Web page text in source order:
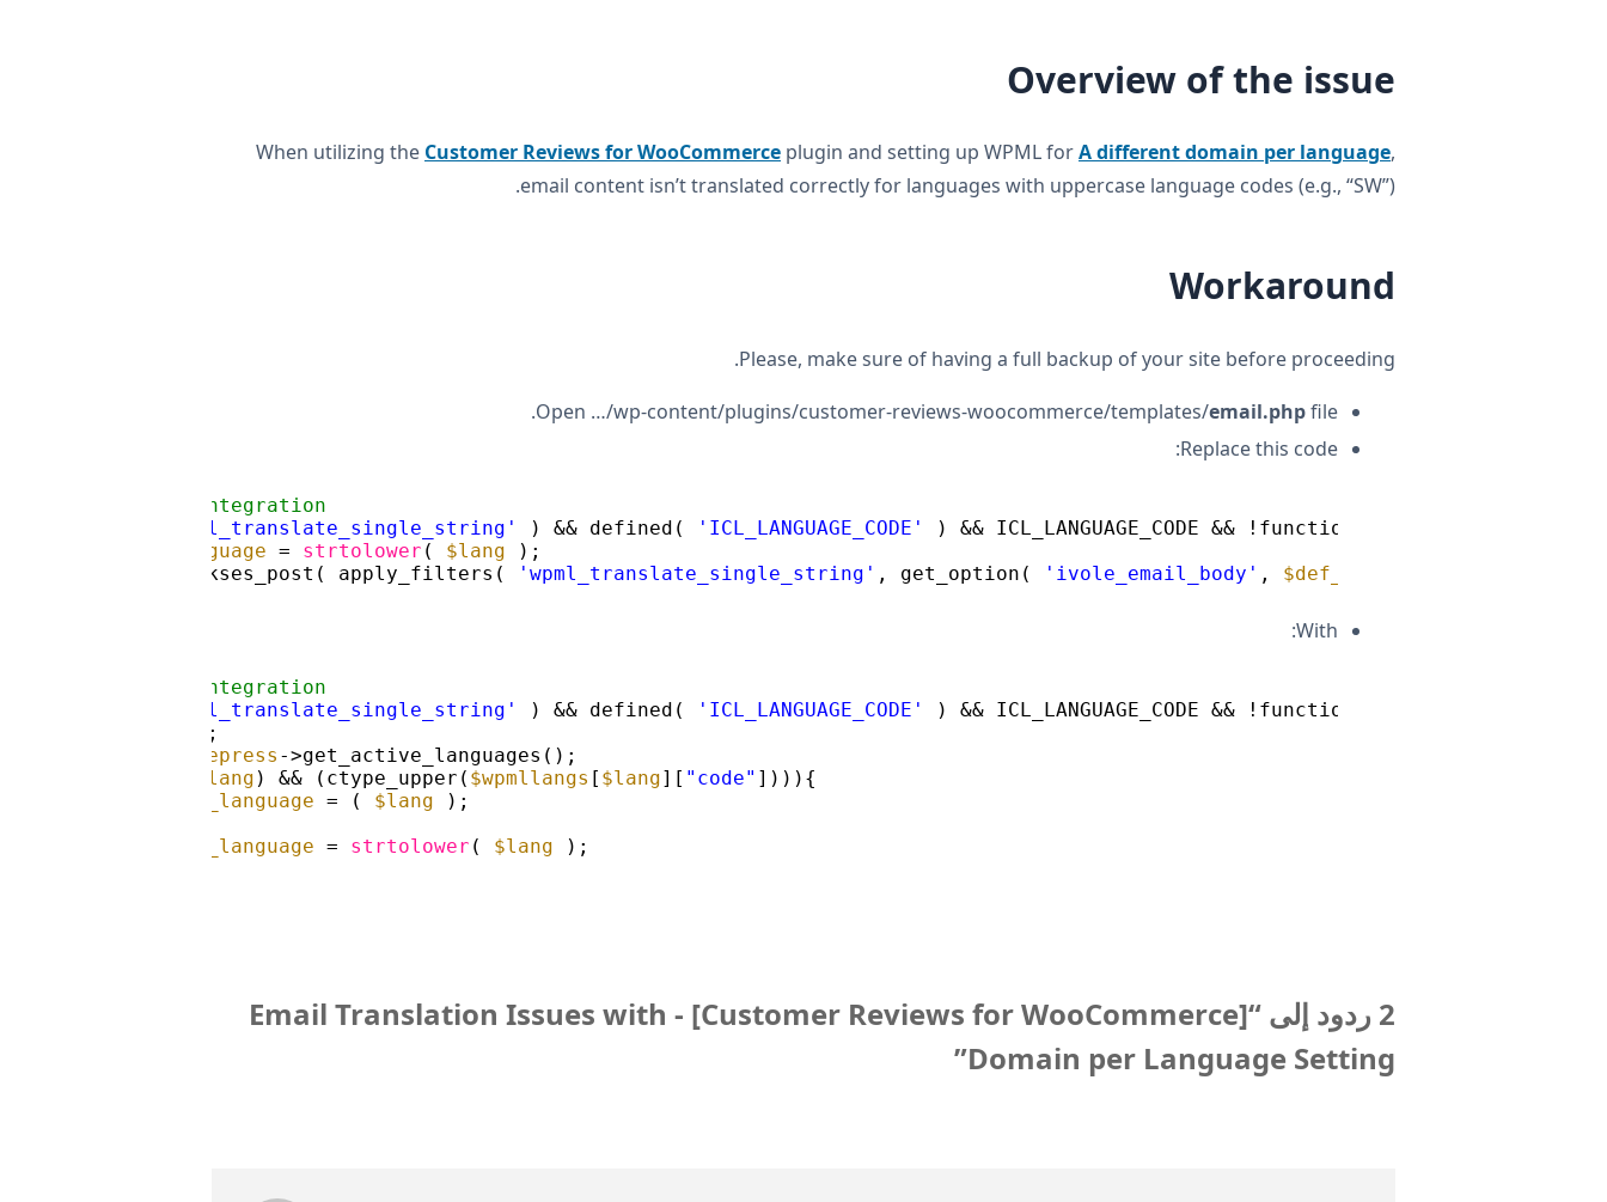
Overview of the issue
When utilizing the Customer Reviews for WooCommerce plugin and setting up WPML forA different domain per language,
email content isn’t translated correctly for languages with uppercase language codes (e.g., “SW”).
Workaround
Please, make sure of having a full backup of your site before proceeding.
Open …/wp-content/plugins/customer-reviews-woocommerce/templates/email.phpfile.
Replace this code:
and Polylang integration
'wpml_translate_single_string' ) && defined( 'ICL_LANGUAGE_CODE' ) && ICL_LANGUAGE_CODE && !function_exists(
$wpml_current_language = strtolower ( $lang
);
wpautop( wp_kses_post( apply_filters( 'wpml_translate_single_string' , get_option( 'ivole_email_body' , $def_body
With:
and Polylang integration
'wpml_translate_single_string' ) && defined( 'ICL_LANGUAGE_CODE' ) && ICL_LANGUAGE_CODE && !function_exists(
;
$sitepress ->get_active_languages();
$lang ) && (ctype_upper( $wpmllangs [ $lang][ "code" ]))){
$wpml_current_language = ( $lang
);
$wpml_current_language = strtolower ( $lang
);
2 ردود إلى “[Customer Reviews for WooCommerce] - Email Translation Issues with
Domain per Language Setting”